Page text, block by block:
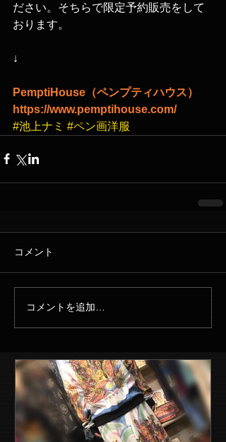
ださい。そちらで限定予約販売をして
おります。
↓
PemptiHouse（ペンプティハウス）
https://www.pemptihouse.com/
#池上ナミ #ペン画洋服
コメント
コメントを追加…